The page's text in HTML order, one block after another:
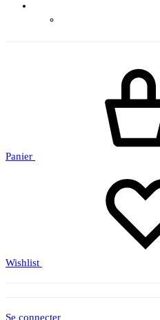
Panier
Wishlist
Se connecter